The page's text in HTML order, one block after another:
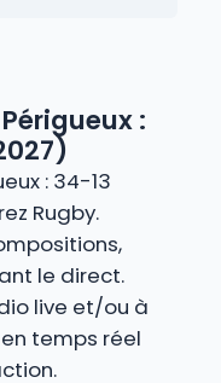
:
: 34-13
Rugby.
le direct.
live et/ou à
temps réel